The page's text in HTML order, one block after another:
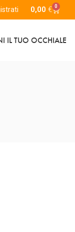
0,00 € 0
IL TUO OCCHIALE